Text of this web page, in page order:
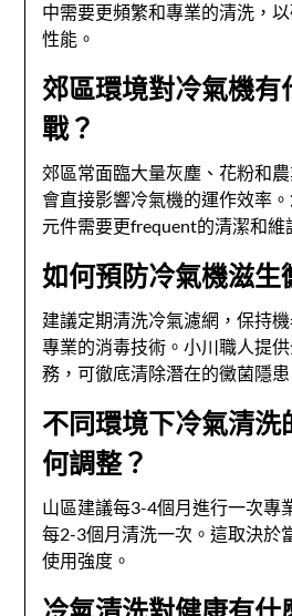
中需要更頻繁和專業的清洗，
性能。
郊區環境對冷氣機有
戰？
郊區常面臨大量灰塵、花粉和
會直接影響冷氣機的運作效率
元件需要更frequent的清潔和維
如何預防冷氣機滋生
建議定期清洗冷氣濾網，保持
專業的消毒技術。小川職人提
務，可徹底清除潛在的黴菌隱患
不同環境下冷氣清洗
何調整？
山區建議每3-4個月進行一次專
每2-3個月清洗一次。這取決於
使用強度。